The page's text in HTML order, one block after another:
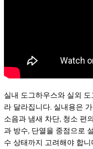
실내 도그하우스와 실외
라 달라집니다. 실내용은
소음과 냄새 차단, 청소 편
과 방수, 단열을 중점으로
수 상태까지 고려해야 합